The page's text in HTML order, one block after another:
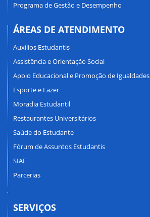
Programa de Gestão e Desempenho
ÁREAS DE ATENDIMENTO
Auxílios Estudantis
Assistência e Orientação Social
Apoio Educacional e Promoção de Igualdades
Esporte e Lazer
Moradia Estudantil
Restaurantes Universitários
Saúde do Estudante
Fórum de Assuntos Estudantis
SIAE
Parcerias
SERVIÇOS